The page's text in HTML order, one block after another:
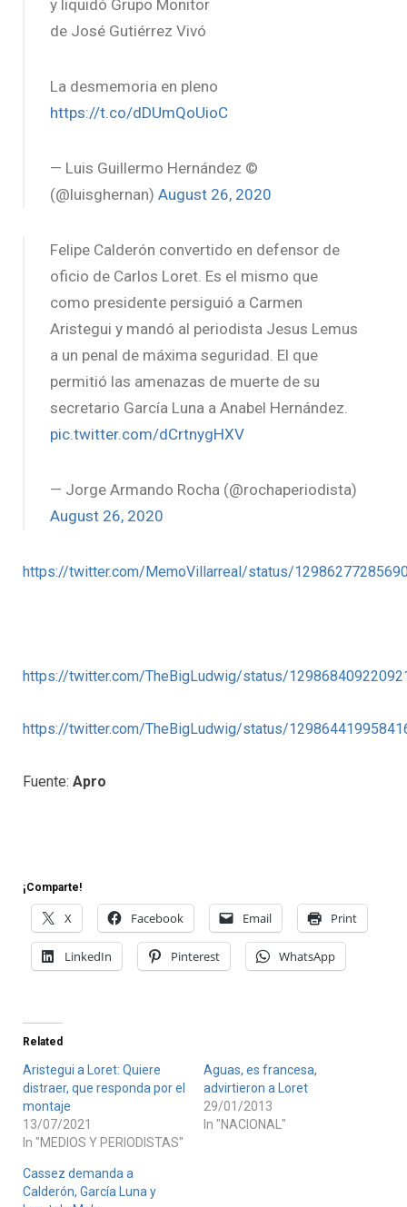
y liquidó Grupo Monitor
de José Gutiérrez Vivó
La desmemoria en pleno
https://t.co/dDUmQoUioC
— Luis Guillermo Hernández ©
(@luisghernan) August 26, 2020
Felipe Calderón convertido en defensor de
oficio de Carlos Loret. Es el mismo que
como presidente persiguió a Carmen
Aristegui y mandó al periodista Jesus Lemus
a un penal de máxima seguridad. El que
permitió las amenazas de muerte de su
secretario García Luna a Anabel Hernández.
pic.twitter.com/dCrtnygHXV
— Jorge Armando Rocha (@rochaperiodista)
August 26, 2020
https://twitter.com/MemoVillarreal/status/
https://twitter.com/TheBigLudwig/status/
https://twitter.com/TheBigLudwig/status/
Fuente: Apro
¡Comparte!
X Facebook Email Print
LinkedIn Pinterest WhatsApp
Related
Aristegui a Loret: Quiere
distraer, que responda por el
montaje
13/07/2021
In "MEDIOS Y PERIODISTAS"
Aguas, es francesa,
advirtieron a Loret
29/01/2013
In "NACIONAL"
Cassez demanda a
Calderón, García Luna y